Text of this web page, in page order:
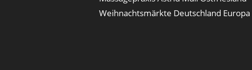
Weihnachtsmärkte Deutschland Europa